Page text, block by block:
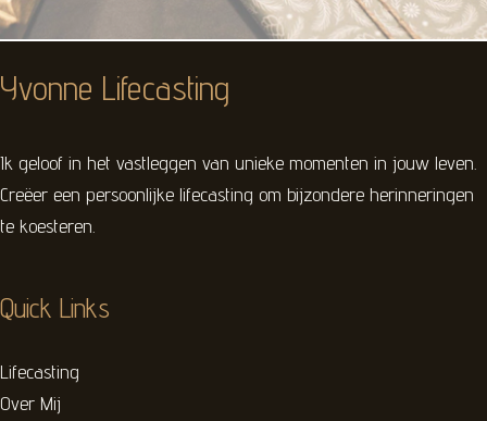
Yvonne Lifecasting
Ik geloof in het vastleggen van unieke momenten in jouw leven.
Creëer een persoonlijke lifecasting om bijzondere herinneringen
te koesteren.
Quick Links
Lifecasting
Over Mij